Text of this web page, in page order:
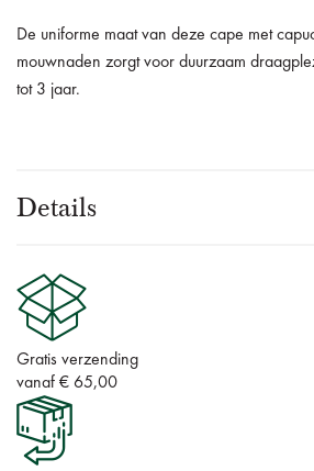
De uniforme maat van deze cape met
mouwnaden zorgt voor duurzaam
tot 3 jaar.
Details
Gratis verzending
vanaf € 65,00